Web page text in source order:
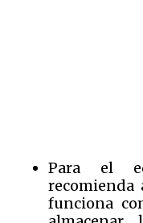
Para el
recomienda
funciona